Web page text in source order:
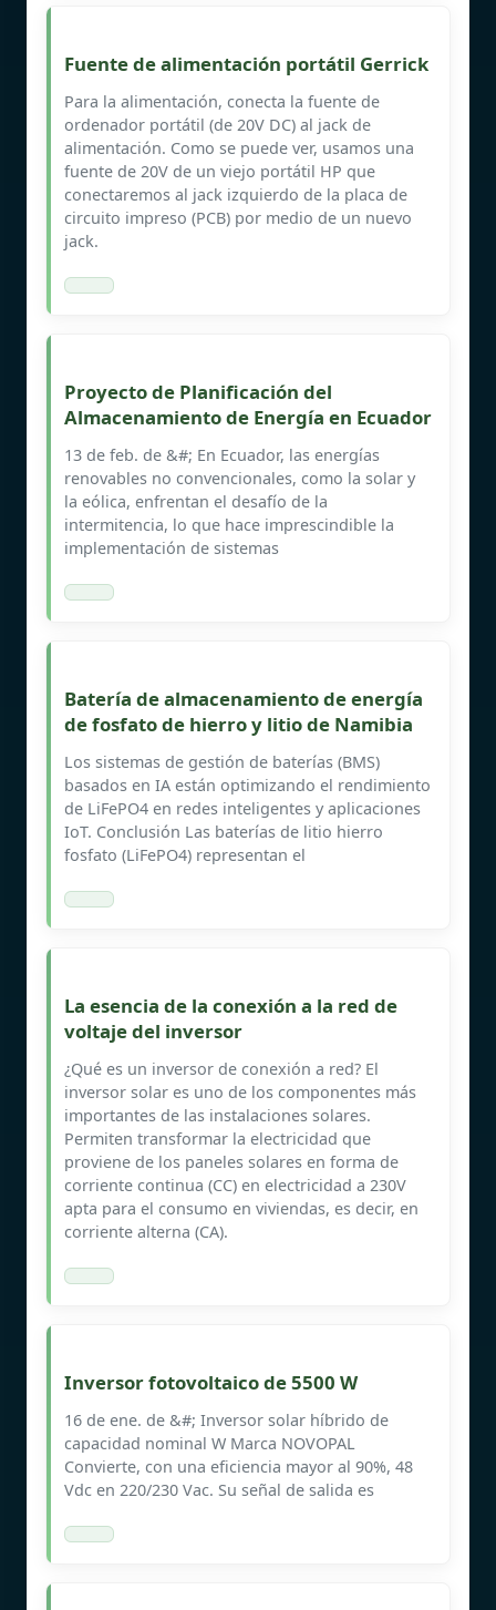
Fuente de alimentación portátil Gerrick
Para la alimentación, conecta la fuente de
ordenador portátil (de 20V DC) al jack de
alimentación. Como se puede ver, usamos una
fuente de 20V de un viejo portátil HP que
conectaremos al jack izquierdo de la placa de
circuito impreso (PCB) por medio de un nuevo
jack.
Proyecto de Planificación del
Almacenamiento de Energía en Ecuador
13 de feb. de &#; En Ecuador, las energías
renovables no convencionales, como la solar y
la eólica, enfrentan el desafío de la
intermitencia, lo que hace imprescindible la
implementación de sistemas
Batería de almacenamiento de energía
de fosfato de hierro y litio de Namibia
Los sistemas de gestión de baterías (BMS)
basados en IA están optimizando el rendimiento
de LiFePO4 en redes inteligentes y aplicaciones
IoT. Conclusión Las baterías de litio hierro
fosfato (LiFePO4) representan el
La esencia de la conexión a la red de
voltaje del inversor
¿Qué es un inversor de conexión a red? El
inversor solar es uno de los componentes más
importantes de las instalaciones solares.
Permiten transformar la electricidad que
proviene de los paneles solares en forma de
corriente continua (CC) en electricidad a 230V
apta para el consumo en viviendas, es decir, en
corriente alterna (CA).
Inversor fotovoltaico de 5500 W
16 de ene. de &#; Inversor solar híbrido de
capacidad nominal W Marca NOVOPAL
Convierte, con una eficiencia mayor al 90%, 48
Vdc en 220/230 Vac. Su señal de salida es